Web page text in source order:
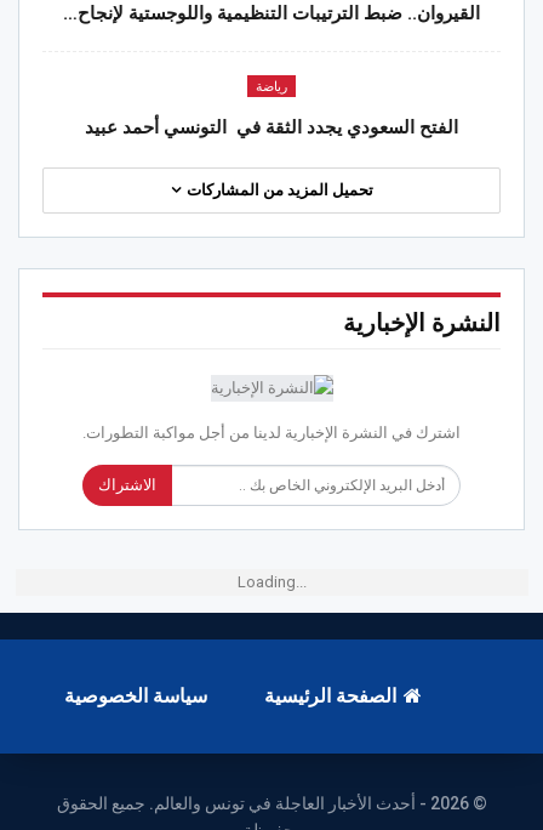
القيروان.. ضبط الترتيبات التنظيمية واللوجستية لإنجاح…
رياضة
الفتح السعودي يجدد الثقة في التونسي أحمد عبيد
تحميل المزيد من المشاركات
النشرة الإخبارية
اشترك في النشرة الإخبارية لدينا من أجل مواكبة التطورات.
الاشتراك
Loading...
الصفحة الرئيسية سياسة الخصوصية
© 2026 - أحدث الأخبار العاجلة في تونس والعالم. جميع الحقوق